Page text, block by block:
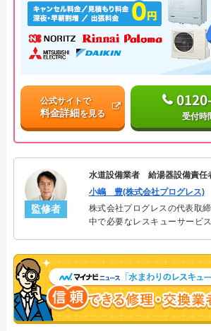
公式サイトで
料金詳細を見る 受付時
監修者
水道設備業者 給湯器設備責任
小嶋 豊(株式会社プログレス)
株式会社プログレスの代表取
中で必要なレスキューサービ
決。多くのお客様に信頼され
ャリスト。